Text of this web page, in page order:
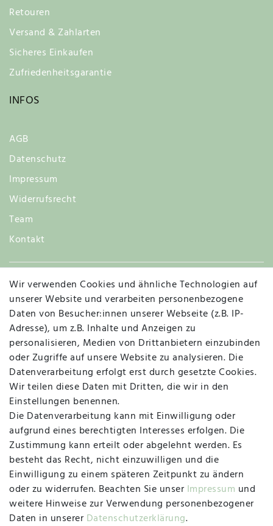
Retouren
Versand & Zahlarten
Sicheres Einkaufen
Zufriedenheitsgarantie
INFOS
AGB
Datenschutz
Impressum
Widerrufsrecht
Team
Kontakt
Widerruf
Vertrag widerrufen Kontakt
MAPALI VOR ORT
Herzogstraße 10
47533 Kleve
Montag, Dienstag, Donnerstag, Freitag
09:00 Uhr bis 13:00 Uhr
Mittwoch
09:00 Uhr bis 12:00 Uhr
Wir verwenden Cookies und ähnliche Technologien auf
unserer Website und verarbeiten personenbezogene
Daten von Besucher:innen unserer Webseite (z.B. IP-
Adresse), um z.B. Inhalte und Anzeigen zu
personalisieren, Medien von Drittanbietern einzubinden
oder Zugriffe auf unsere Website zu analysieren. Die
Datenverarbeitung erfolgt erst durch gesetzte Cookies.
Wir teilen diese Daten mit Dritten, die wir in den
Einstellungen benennen.
Die Datenverarbeitung kann mit Einwilligung oder
aufgrund eines berechtigten Interesses erfolgen. Die
Zustimmung kann erteilt oder abgelehnt werden. Es
besteht das Recht, nicht einzuwilligen und die
Einwilligung zu einem späteren Zeitpunkt zu ändern
oder zu widerrufen. Beachten Sie unser Impressum und
weitere Hinweise zur Verwendung personenbezogener
Daten in unserer Daten­schutz­erklärung.